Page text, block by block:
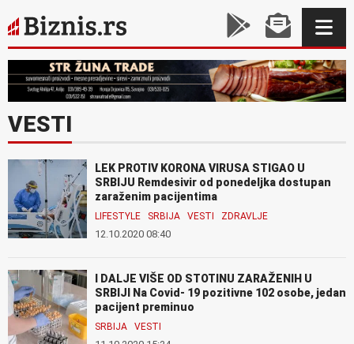
VESTI
LEK PROTIV KORONA VIRUSA STIGAO U
SRBIJU Remdesivir od ponedeljka dostupan
zaraženim pacijentima
LIFESTYLE SRBIJA VESTI ZDRAVLJE
12.10.2020 08:40
I DALJE VIŠE OD STOTINU ZARAŽENIH U
SRBIJI Na Covid- 19 pozitivne 102 osobe, jedan
pacijent preminuo
SRBIJA VESTI